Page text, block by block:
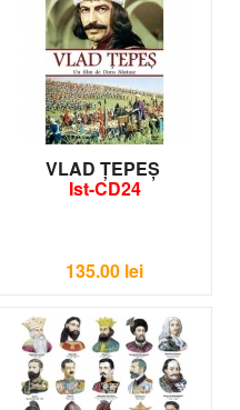
VLAD ȚEPEȘ
Ist-CD24
135.00 lei